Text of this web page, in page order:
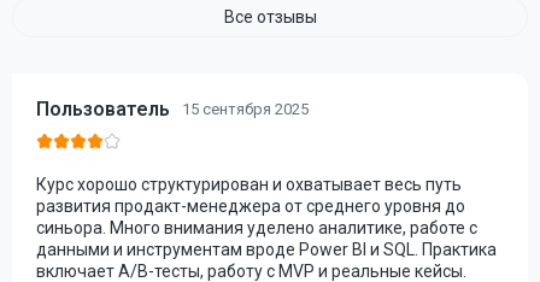
Все отзывы
Пользователь 15 сентября 2025
Курс хорошо структурирован и охватывает весь путь
развития продакт-менеджера от среднего уровня до
синьора. Много внимания уделено аналитике, работе с
данными и инструментам вроде Power BI и SQL. Практика
включает A/B-тесты, работу с MVP и реальные кейсы.